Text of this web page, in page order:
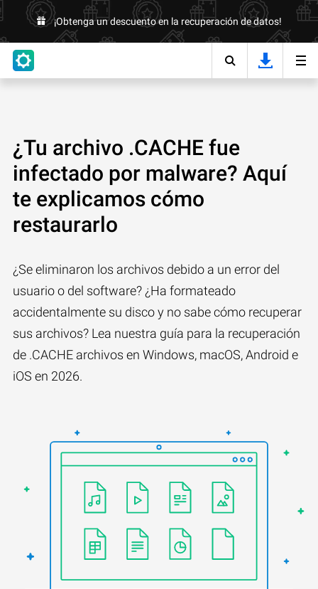
¡Obtenga un descuento en la recuperación de datos!
¿Tu archivo .CACHE fue
infectado por malware? Aquí
te explicamos cómo
restaurarlo
¿Se eliminaron los archivos debido a un error del
usuario o del software? ¿Ha formateado
accidentalmente su disco y no sabe cómo recuperar
sus archivos? Lea nuestra guía para la recuperación
de .CACHE archivos en Windows, macOS, Android e
iOS en 2026.